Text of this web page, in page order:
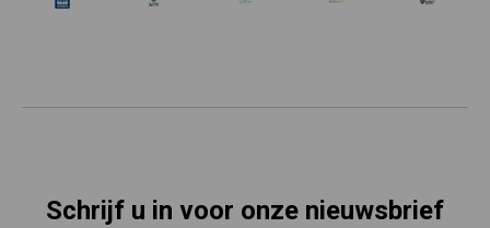
Schrijf u in voor onze nieuwsbrief